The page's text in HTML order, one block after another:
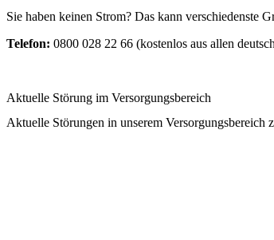
Sie haben keinen Strom? Das kann verschiedenste
Telefon: 0800 028 22 66 (kostenlos aus allen
Aktuelle Störung im Versorgungsbereich
Aktuelle Störungen in unserem Versorgungsbereich